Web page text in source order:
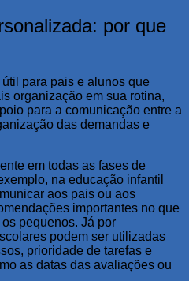
por que
para pais e alunos que
organização em sua rotina,
para a comunicação entre a
das demandas e
em todas as fases de
na educação infantil
aos pais ou aos
importantes no que
pequenos. Já por
podem ser utilizadas
prioridade de tarefas e
as datas das avaliações ou